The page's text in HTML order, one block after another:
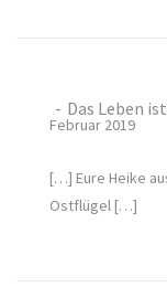
Das Leben
Februar 2019
[…] Eure Heike
Ostflügel […]